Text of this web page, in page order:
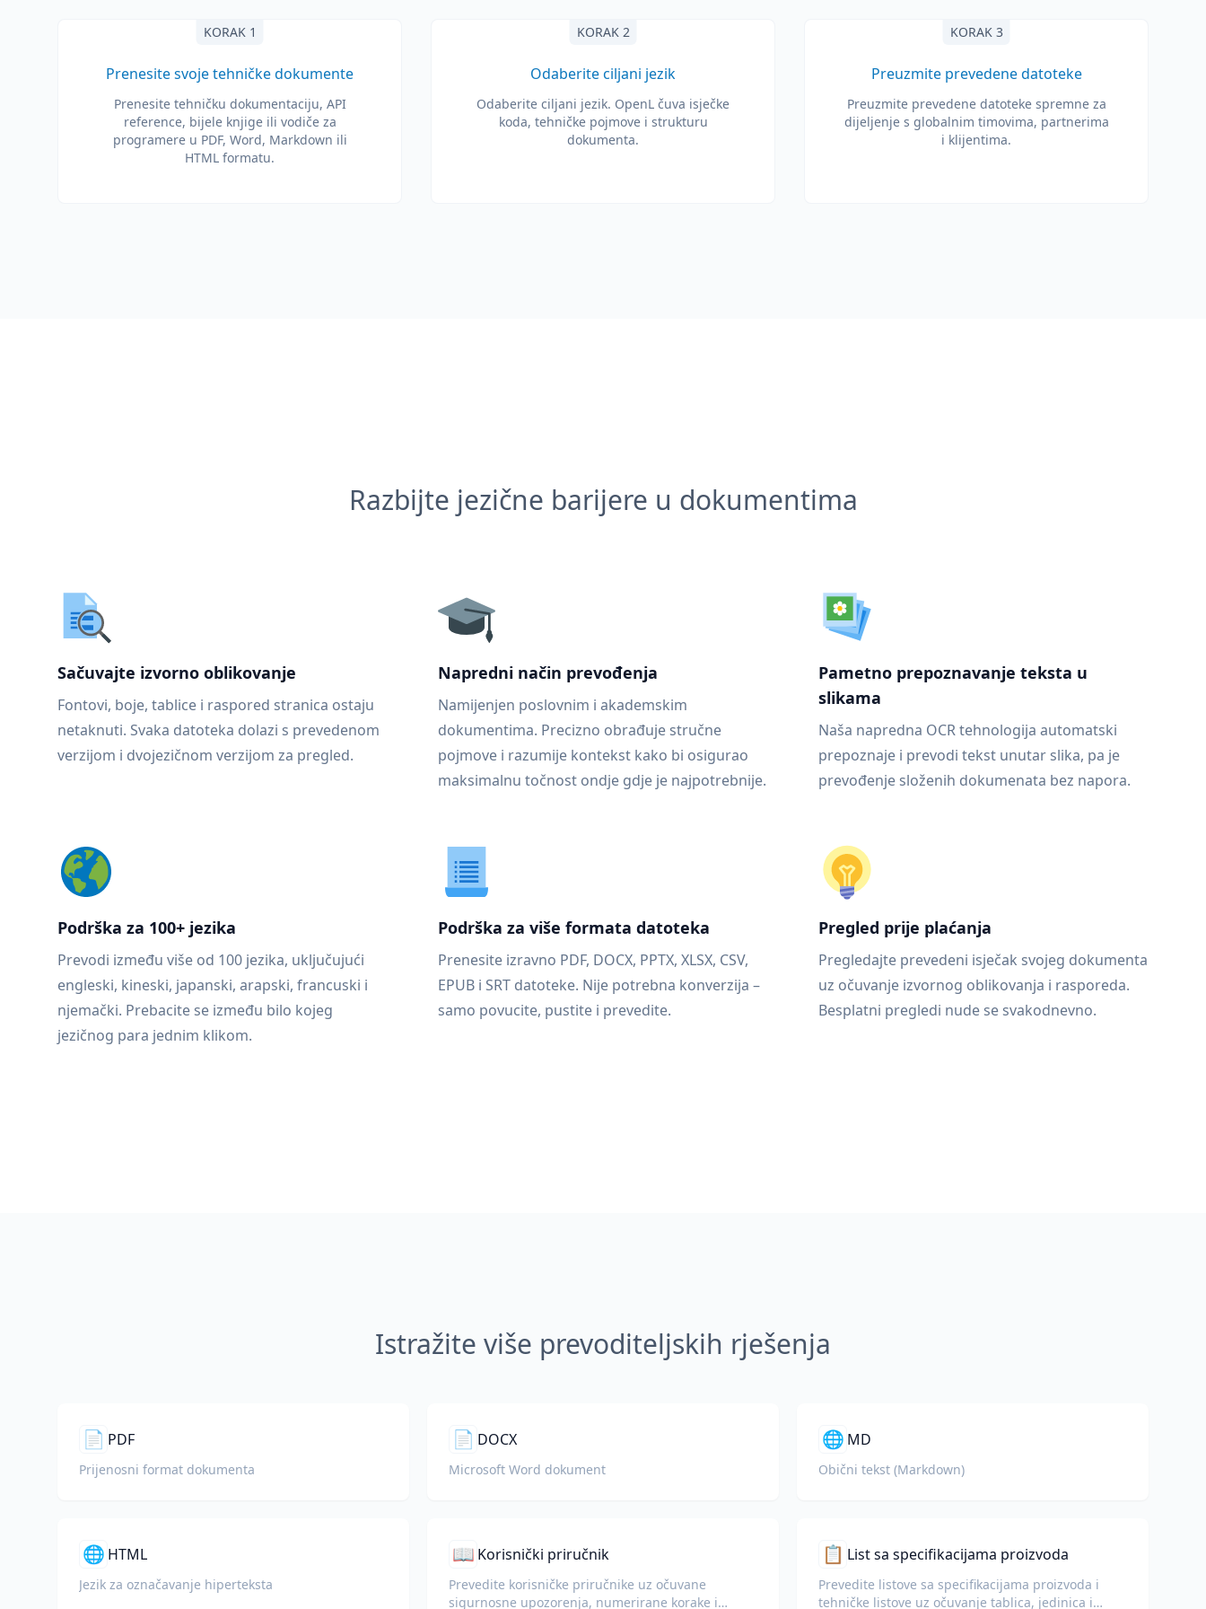
KORAK 1
Prenesite svoje tehničke dokumente
Prenesite tehničku dokumentaciju, API
reference, bijele knjige ili vodiče za
programere u PDF, Word, Markdown ili
HTML formatu.
KORAK 2
Odaberite ciljani jezik
Odaberite ciljani jezik. OpenL čuva isječke
koda, tehničke pojmove i strukturu
dokumenta.
KORAK 3
Preuzmite prevedene datoteke
Preuzmite prevedene datoteke spremne za
dijeljenje s globalnim timovima, partnerima
i klijentima.
Razbijte jezične barijere u dokumentima
Sačuvajte izvorno oblikovanje
Fontovi, boje, tablice i raspored stranica ostaju
netaknuti. Svaka datoteka dolazi s prevedenom
verzijom i dvojezičnom verzijom za pregled.
Napredni način prevođenja
Namijenjen poslovnim i akademskim
dokumentima. Precizno obrađuje stručne
pojmove i razumije kontekst kako bi osigurao
maksimalnu točnost ondje gdje je najpotrebnije.
Pametno prepoznavanje teksta u
slikama
Naša napredna OCR tehnologija automatski
prepoznaje i prevodi tekst unutar slika, pa je
prevođenje složenih dokumenata bez napora.
Podrška za 100+ jezika
Prevodi između više od 100 jezika, uključujući
engleski, kineski, japanski, arapski, francuski i
njemački. Prebacite se između bilo kojeg
jezičnog para jednim klikom.
Podrška za više formata datoteka
Prenesite izravno PDF, DOCX, PPTX, XLSX, CSV,
EPUB i SRT datoteke. Nije potrebna konverzija –
samo povucite, pustite i prevedite.
Pregled prije plaćanja
Pregledajte prevedeni isječak svojeg dokumenta
uz očuvanje izvornog oblikovanja i rasporeda.
Besplatni pregledi nude se svakodnevno.
Istražite više prevoditeljskih rješenja
📄 PDF
Prijenosni format dokumenta
📄 DOCX
Microsoft Word dokument
🌐 MD
Obični tekst (Markdown)
🌐 HTML
Jezik za označavanje hiperteksta
📖 Korisnički priručnik
Prevedite korisničke priručnike uz očuvane
sigurnosne upozorenja, numerirane korake i
📋 List sa specifikacijama proizvoda
Prevedite listove sa specifikacijama proizvoda i
tehničke listove uz očuvanje tablica, jedinica i